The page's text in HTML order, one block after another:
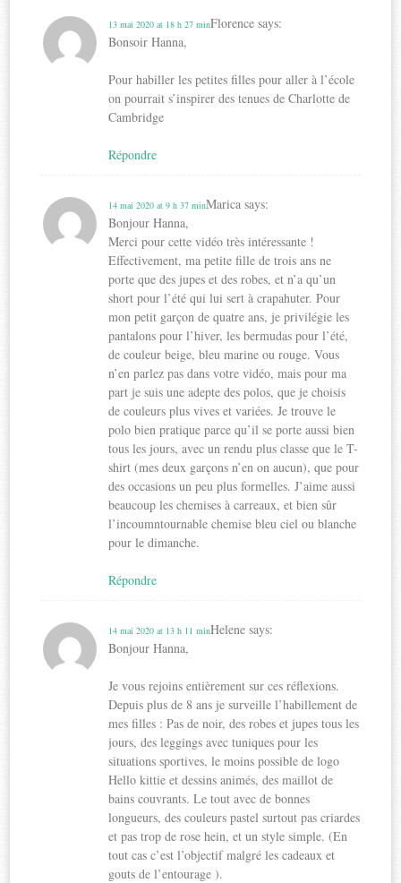
Florence says:
13 mai 2020 at 18 h 27 min
Bonsoir Hanna,
Pour habiller les petites filles pour aller à l’école
on pourrait s’inspirer des tenues de Charlotte de
Cambridge
Répondre
Marica says:
14 mai 2020 at 9 h 37 min
Bonjour Hanna,
Merci pour cette vidéo très intéressante !
Effectivement, ma petite fille de trois ans ne
porte que des jupes et des robes, et n’a qu’un
short pour l’été qui lui sert à crapahuter. Pour
mon petit garçon de quatre ans, je privilégie les
pantalons pour l’hiver, les bermudas pour l’été,
de couleur beige, bleu marine ou rouge. Vous
n’en parlez pas dans votre vidéo, mais pour ma
part je suis une adepte des polos, que je choisis
de couleurs plus vives et variées. Je trouve le
polo bien pratique parce qu’il se porte aussi bien
tous les jours, avec un rendu plus classe que le T-
shirt (mes deux garçons n’en on aucun), que pour
des occasions un peu plus formelles. J’aime aussi
beaucoup les chemises à carreaux, et bien sûr
l’incoumntournable chemise bleu ciel ou blanche
pour le dimanche.
Répondre
Helene says:
14 mai 2020 at 13 h 11 min
Bonjour Hanna,
Je vous rejoins entièrement sur ces réflexions.
Depuis plus de 8 ans je surveille l’habillement de
mes filles : Pas de noir, des robes et jupes tous les
jours, des leggings avec tuniques pour les
situations sportives, le moins possible de logo
Hello kittie et dessins animés, des maillot de
bains couvrants. Le tout avec de bonnes
longueurs, des couleurs pastel surtout pas criardes
et pas trop de rose hein, et un style simple. (En
tout cas c’est l’objectif malgré les cadeaux et
gouts de l’entourage ).